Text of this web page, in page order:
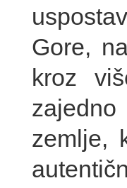
Gore,
kroz
zemlje,